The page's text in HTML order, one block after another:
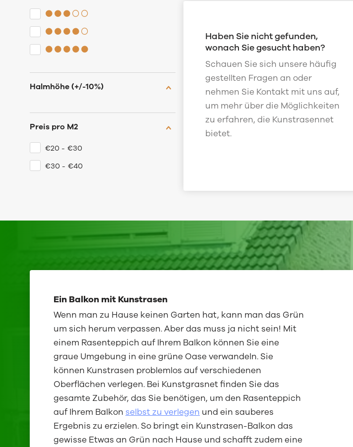
Halmhöhe (+/-10%)
Preis pro M2
€20 - €30
€30 - €40
Haben Sie nicht gefunden,
wonach Sie gesucht haben?
Schauen Sie sich unsere häufig
gestellten Fragen an oder
nehmen Sie Kontakt mit uns auf,
um mehr über die Möglichkeiten
zu erfahren, die Kunstrasennet
bietet.
Ein Balkon mit Kunstrasen
Wenn man zu Hause keinen Garten hat, kann man das Grün
um sich herum verpassen. Aber das muss ja nicht sein! Mit
einem Rasenteppich auf Ihrem Balkon können Sie eine
graue Umgebung in eine grüne Oase verwandeln. Sie
können Kunstrasen problemlos auf verschiedenen
Oberflächen verlegen. Bei Kunstgrasnet finden Sie das
gesamte Zubehör, das Sie benötigen, um den Rasenteppich
auf Ihrem Balkon selbst zu verlegen und ein sauberes
Ergebnis zu erzielen. So bringt ein Kunstrasen-Balkon das
gewisse Etwas an Grün nach Hause und schafft zudem eine